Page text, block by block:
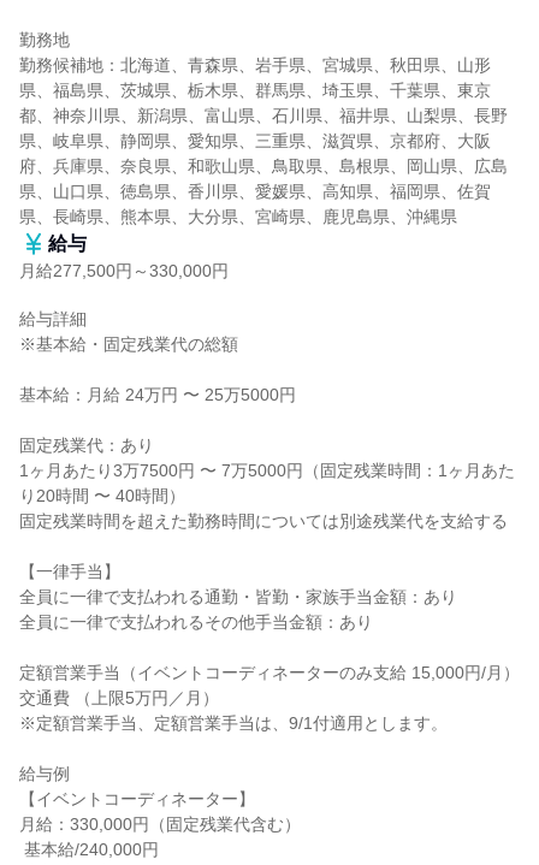
勤務地
勤務候補地：北海道、青森県、岩手県、宮城県、秋田県、山形
県、福島県、茨城県、栃木県、群馬県、埼玉県、千葉県、東京
都、神奈川県、新潟県、富山県、石川県、福井県、山梨県、長野
県、岐阜県、静岡県、愛知県、三重県、滋賀県、京都府、大阪
府、兵庫県、奈良県、和歌山県、鳥取県、島根県、岡山県、広島
県、山口県、徳島県、香川県、愛媛県、高知県、福岡県、佐賀
県、長崎県、熊本県、大分県、宮崎県、鹿児島県、沖縄県
給与
月給277,500円～330,000円
給与詳細
※基本給・固定残業代の総額
基本給：月給 24万円 〜 25万5000円
固定残業代：あり
1ヶ月あたり3万7500円 〜 7万5000円（固定残業時間：1ヶ月あた
り20時間 〜 40時間）
固定残業時間を超えた勤務時間については別途残業代を支給する
【一律手当】
全員に一律で支払われる通勤・皆勤・家族手当金額：あり
全員に一律で支払われるその他手当金額：あり
定額営業手当（イベントコーディネーターのみ支給 15,000円/月）
交通費 （上限5万円／月）
※定額営業手当、定額営業手当は、9/1付適用とします。
給与例
【イベントコーディネーター】
月給：330,000円（固定残業代含む）